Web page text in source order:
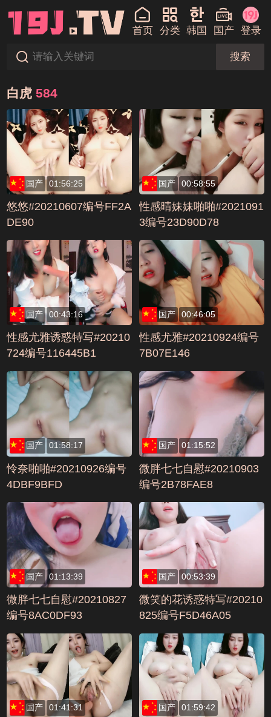
首页 分类 韩国 国产 登录
搜索
白虎 584
国产 01:56:25
悠悠#20210607编号FF2A
DE90
国产 00:58:55
性感晴妹妹啪啪#2021091
3编号23D90D78
国产 00:43:16
性感尤雅诱惑特写#20210
724编号116445B1
国产 00:46:05
性感尤雅#20210924编号
7B07E146
国产 01:58:17
怜奈啪啪#20210926编号
4DBF9BFD
国产 01:15:52
微胖七七自慰#20210903
编号2B78FAE8
国产 01:13:39
微胖七七自慰#20210827
编号8AC0DF93
国产 00:53:39
微笑的花诱惑特写#20210
825编号F5D46A05
国产 01:41:31 国产 01:59:42